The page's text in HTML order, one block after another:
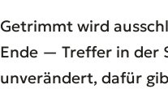
Getrimmt wird
Ende — Treffer in der
unverändert, dafür